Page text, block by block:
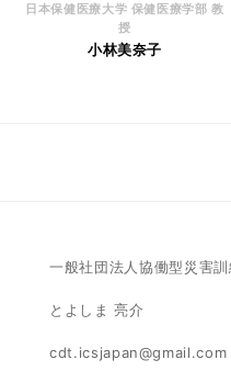
日本保健医療大学 保健医療学部 教
授
小林美奈子
一般社団法人協働型災害訓
とよしま 亮介
cdt.icsjapan@gmail.com